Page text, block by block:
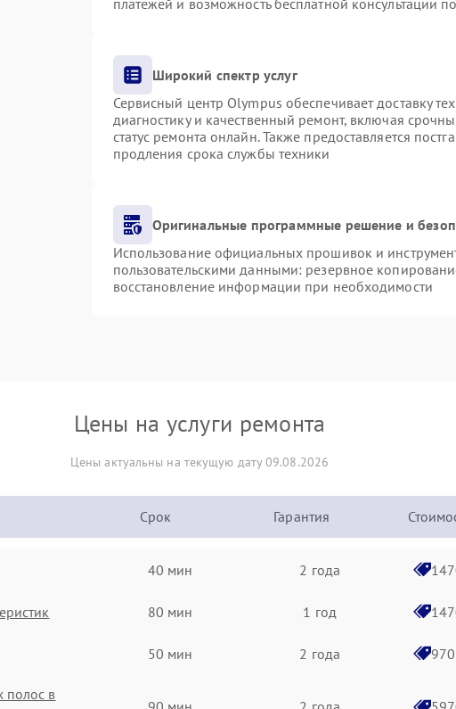
платежей и возможность бесплатной консультации
Широкий спектр услуг
Сервисный центр Olympus обеспечивает доставку
диагностику и качественный ремонт, включая
статус ремонта онлайн. Также предоставляется
продления срока службы техники
Оригинальные программные решение и
Использование официальных прошивок и
пользовательскими данными: резервное
восстановление информации при необходимости
Цены на услуги ремонта
Цены актуальны на текущую дату 09.08.2026
Срок Гарантия
40 мин 2 года
80 мин 1 год
50 мин 2 года
полос в